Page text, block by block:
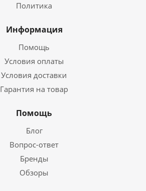
Политика
Информация
Помощь
Условия оплаты
Условия доставки
Гарантия на товар
Помощь
Блог
Вопрос-ответ
Бренды
Обзоры